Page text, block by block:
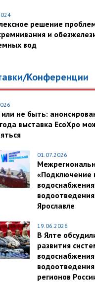
решение
и
вод
Конференции
не быть:
выставка EcoXpo
01.07.2026
«Подключение
Ярославле
19.06.2026
В Ялте
развития
регионов